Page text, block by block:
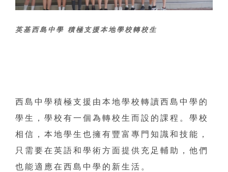
英基西島中學 積極支援本地學校轉校生
西島中學積極支援由本地學校轉讀西島中學的
學生，學校有一個為轉校生而設的課程。學校
相信，本地學生也擁有豐富專門知識和技能，
只需要在英語和學術方面提供充足輔助，他們
也能適應在西島中學的新生活。